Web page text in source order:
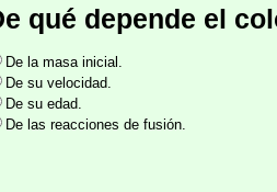
qué depende el
De la masa inicial.
De su velocidad.
De su edad.
De las reacciones de fusión.